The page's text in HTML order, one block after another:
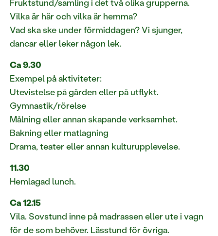
Fruktstund/samling i det två olika grupperna.
Vilka är här och vilka är hemma?
Vad ska ske under förmiddagen? Vi sjunger,
dancar eller leker någon lek.
Ca 9.30
Exempel på aktiviteter:
Utevistelse på gården eller på utflykt.
Gymnastik/rörelse
Målning eller annan skapande verksamhet.
Bakning eller matlagning
Drama, teater eller annan kulturupplevelse.
11.30
Hemlagad lunch.
Ca 12.15
Vila. Sovstund inne på madrassen eller ute i vagn
för de som behöver. Lässtund för övriga.